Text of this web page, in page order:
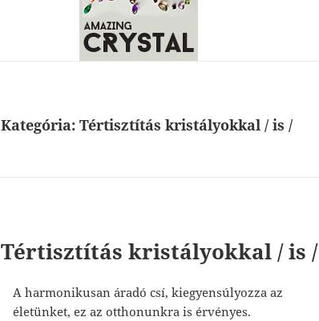
Kategória:Tértisztítás kristályokkal / is /
Tértisztítás kristályokkal / is /
A harmonikusan áradó csí, kiegyensúlyozza az
életünket, ez az otthonunkra is érvényes.